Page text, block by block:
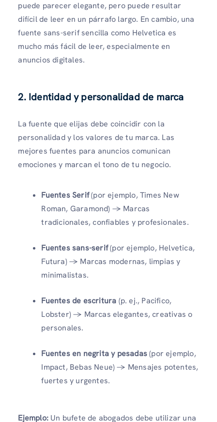
puede parecer elegante, pero puede resultar
difícil de leer en un párrafo largo. En cambio, una
fuente sans-serif sencilla como Helvetica es
mucho más fácil de leer, especialmente en
anuncios digitales.
2. Identidad y personalidad de marca
La fuente que elijas debe coincidir con la
personalidad y los valores de tu marca. Las
mejores fuentes para anuncios comunican
emociones y marcan el tono de tu negocio.
Fuentes Serif(por ejemplo, Times New
Roman, Garamond) → Marcas
tradicionales, confiables y profesionales.
Fuentes sans-serif(por ejemplo, Helvetica,
Futura) → Marcas modernas, limpias y
minimalistas.
Fuentes de escritura (p. ej., Pacifico,
Lobster) → Marcas elegantes, creativas o
personales.
Fuentes en negrita y pesadas(por ejemplo,
Impact, Bebas Neue) → Mensajes potentes,
fuertes y urgentes.
Ejemplo: Un bufete de abogados debe utilizar una